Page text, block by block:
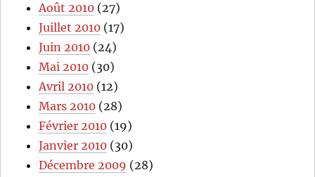
Août 2010 (27)
Juillet 2010 (17)
Juin 2010 (24)
Mai 2010 (30)
Avril 2010 (12)
Mars 2010 (28)
Février 2010 (19)
Janvier 2010 (30)
Décembre 2009 (28)